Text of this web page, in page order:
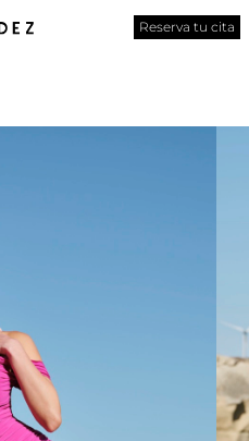
Reserva tu cita